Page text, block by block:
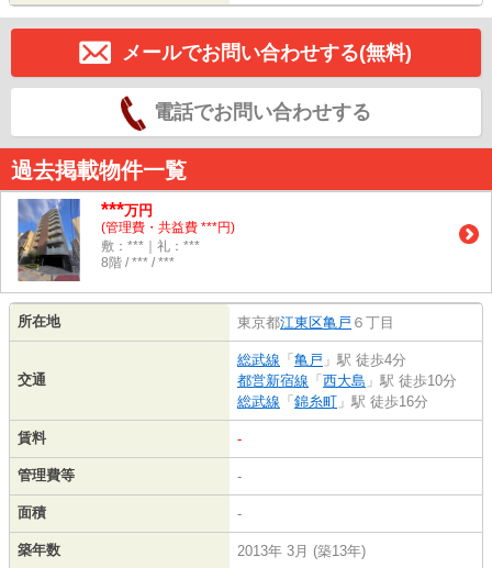
メールでお問い合わせする(無料)
電話でお問い合わせする
過去掲載物件一覧
***万円
(管理費・共益費 ***円)
敷：***｜礼：***
8階 / *** / ***
所在地 東京都江東区亀戸 ６丁目
交通
総武線 「 亀戸 」駅 徒歩4分
都営新宿線 「 西大島 」駅 徒歩10分
総武線 「 錦糸町 」駅 徒歩16分
賃料 -
管理費等 -
面積 -
築年数 2013年 3月 (築13年)